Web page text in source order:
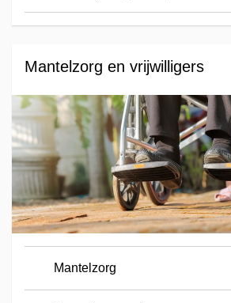
Mantelzorg en vrijwilligers
Mantelzorg